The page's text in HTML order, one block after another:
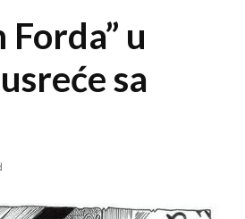
u
sa